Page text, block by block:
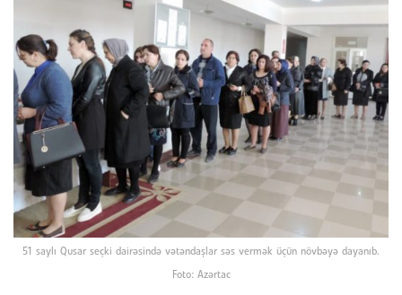
51 saylı Qusar seçki dairəsində vətəndaşlar səs vermək üçün növbəyə dayanıb.
Foto: Azərtac